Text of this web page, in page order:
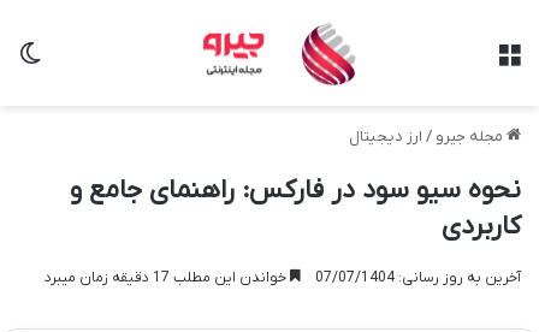
مجله جیرو / ارز دیجیتال
نحوه سیو سود در فارکس: راهنمای جامع و
کاربردی
آخرین به روز رسانی: 07/07/1404 خواندن این مطلب 17 دقیقه زمان میبرد